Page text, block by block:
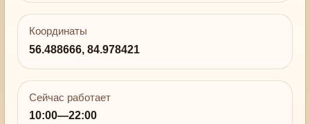
Координаты
56.488666, 84.978421
Сейчас работает
10:00—22:00